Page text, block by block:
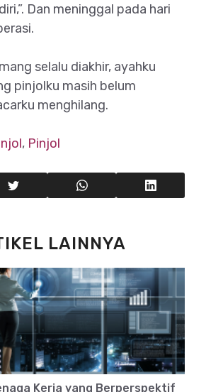
Dan meninggal pada hari
selalu diakhir, ayahku
pinjolku masih belum
menghilang.
, Pinjol
LAINNYA
Kerja yang Berperspektif